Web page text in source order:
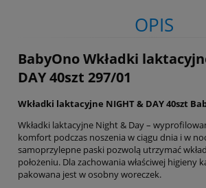
OPIS
BabyOno Wkładki
DAY 40szt 297/01
Wkładki laktacyjne NIGHT & DAY 40szt
Wkładki laktacyjne Night & Day –
komfort podczas noszenia w ciągu dnia i w
samoprzylepne paski pozwolą utrzymać
położeniu. Dla zachowania właściwej higieny
pakowana jest w osobny woreczek.